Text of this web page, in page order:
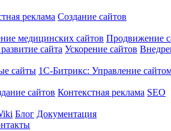
реклама Создание сайтов
медицинских сайтов Продвижение
сайта Ускорение сайтов
сайты 1С-Битрикс: Управление
сайтов Контекстная реклама SEO
Блог Документация